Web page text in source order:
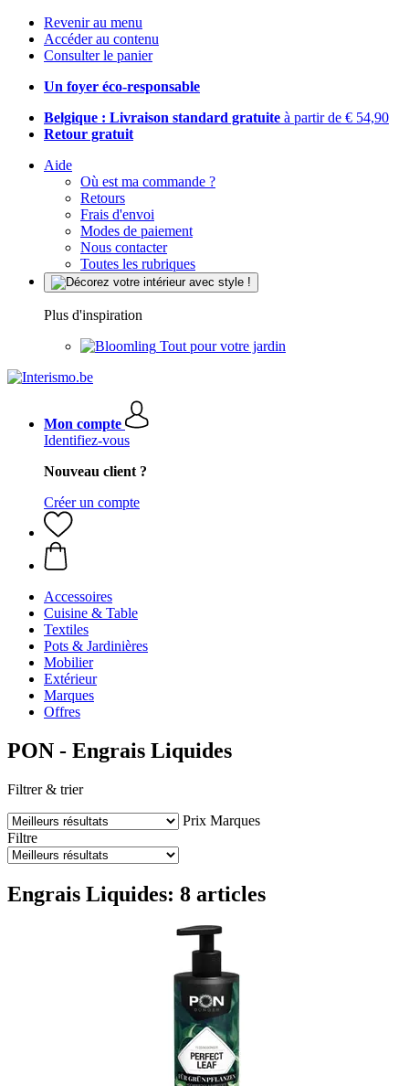
Revenir au menu
Accéder au contenu
Consulter le panier
Un foyer éco-responsable
Belgique : Livraison standard gratuite à partir de € 54,90
Retour gratuit
Aide
Où est ma commande ?
Retours
Frais d'envoi
Modes de paiement
Nous contacter
Toutes les rubriques
Plus d'inspiration
Tout pour votre jardin
Mon compte
Identifiez-vous
Nouveau client ?
Créer un compte
Accessoires
Cuisine & Table
Textiles
Pots & Jardinières
Mobilier
Extérieur
Marques
Offres
PON - Engrais Liquides
Filtrer & trier
Prix Marques
Filtre
Engrais Liquides: 8 articles